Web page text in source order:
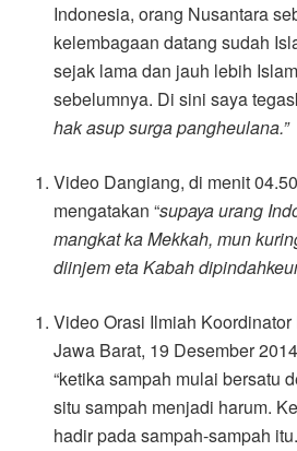
Indonesia, orang Nusantara
kelembagaan datang sudah
sejak lama dan jauh lebih
sebelumnya. Di sini saya
hak asup surga pangheulana.”
Video Dangiang, di menit
mengatakan “supaya urang
mangkat ka Mekkah, mun
diinjem eta Kabah
Video Orasi Ilmiah
Jawa Barat, 19 Desember
“ketika sampah mulai bersatu
situ sampah menjadi harum.
hadir pada sampah-sampah